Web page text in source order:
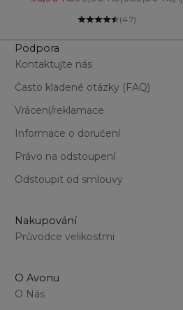
(4.7)
Podpora
Kontaktujte nás
Často kladené otázky (FAQ)
Vrácení/reklamace
Informace o doručení
Právo na odstoupení
Odstoupit od smlouvy
Nakupování
Průvodce velikostmi
O Avonu
O Nás